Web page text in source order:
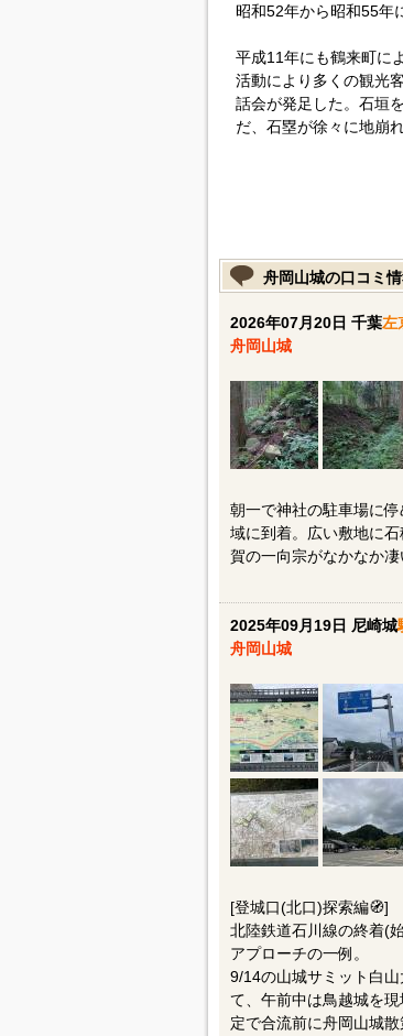
昭和52年から昭和55年
平成11年にも鶴来町に
活動により多くの観光
話会が発足した。石垣
だ、石塁が徐々に地崩
舟岡山城の口コミ
2026年07月20日 千葉左
舟岡山城
朝一で神社の駐車場に
域に到着。広い敷地に
賀の一向宗がなかなか凄
2025年09月19日 尼崎城
舟岡山城
[登城口(北口)探索編🧭]
北陸鉄道石川線の終着(
アプローチの一例。
9/14の山城サミット白
て、午前中は鳥越城を
定で合流前に舟岡山城